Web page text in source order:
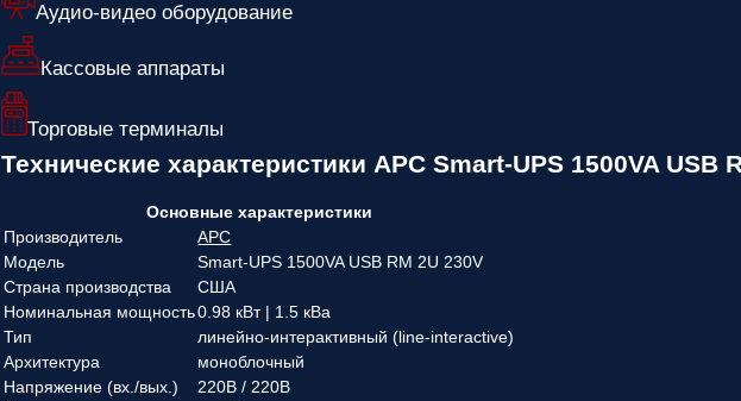
Аудио-видео оборудование
Кассовые аппараты
Торговые терминалы
Технические характеристики APC Smart-UPS 1500VA USB
Основные характеристики
Производитель
APC
Модель
Smart-UPS 1500VA USB RM 2U 230V
Страна производства
США
Номинальная мощность0.98 кВт | 1.5 кВа
Тип
линейно-интерактивный (line-interactive)
Архитектура
моноблочный
Напряжение (вx./вых.)
220В / 220В